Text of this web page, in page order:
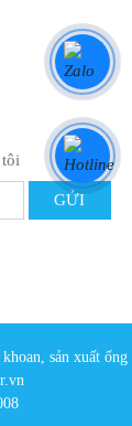
tôi
sản xuất ống